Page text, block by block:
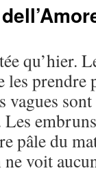
qu’hier.
les
vagues
pâle du
ne voit